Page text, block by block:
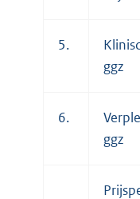
5.
ggz
6.
ggz